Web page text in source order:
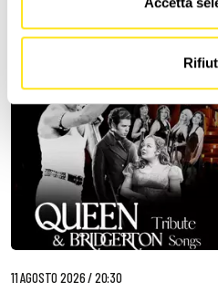
11 AGOSTO 2026 / 20:30